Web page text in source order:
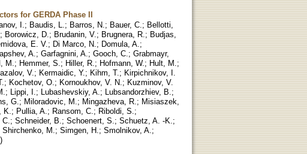
for GERDA Phase II
I. ; Baudis, L. ; Barros, N. ; Bauer, C. ; Bellotti,
; Borowicz, D. ; Brudanin, V. ; Brugnera, R. ; Budjas,
E. V. ; Di Marco, N. ; Domula, A. ;
A. ; Garfagnini, A. ; Gooch, C. ; Grabmayr,
M. ; Hemmer, S. ; Hiller, R. ; Hofmann, W. ; Hult, M. ;
V. ; Kermaidic, Y. ; Kihm, T. ; Kirpichnikov, I.
; Kochetov, O. ; Kornoukhov, V. N. ; Kuzminov, V.
; Lippi, I. ; Lubashevskiy, A. ; Lubsandorzhiev, B. ;
G. ; Miloradovic, M. ; Mingazheva, R. ; Misiaszek,
K. ; Pullia, A. ; Ransom, C. ; Riboldi, S. ;
; Schneider, B. ; Schoenert, S. ; Schuetz, A. -K. ;
Shirchenko, M. ; Simgen, H. ; Smolnikov, A. ;
)